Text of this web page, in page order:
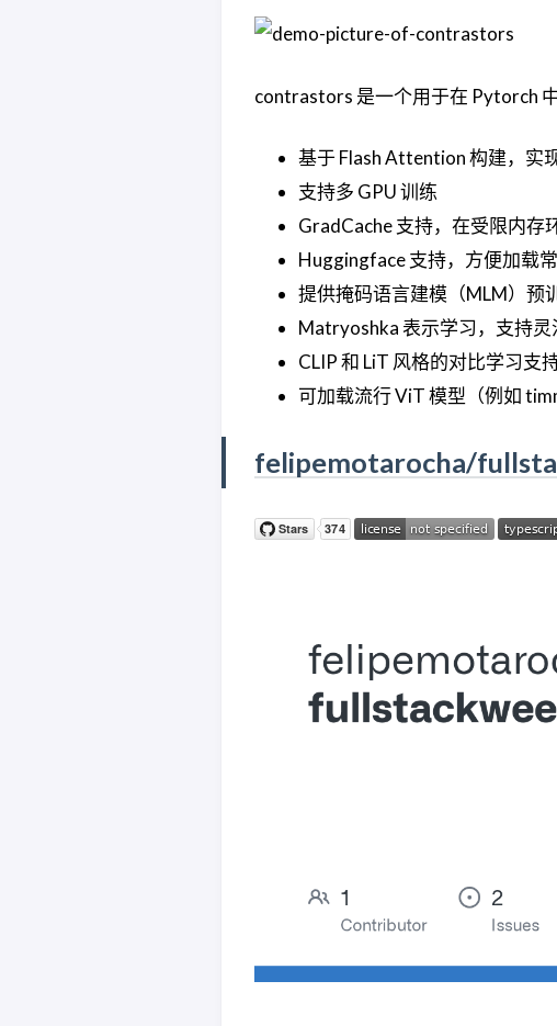
contrastors 是一个用于在 Pytorch
基于 Flash Attention 构建，实
支持多 GPU 训练
GradCache 支持，在受限内存
Huggingface 支持，方便加载
提供掩码语言建模（MLM）预
Matryoshka 表示学习，支持
CLIP 和 LiT 风格的对比学习支
可加载流行 ViT 模型（例如
felipemotarocha/